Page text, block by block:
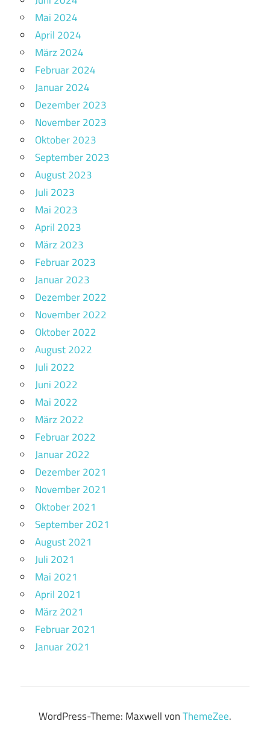
Mai 2024
April 2024
März 2024
Februar 2024
Januar 2024
Dezember 2023
November 2023
Oktober 2023
September 2023
August 2023
Juli 2023
Mai 2023
April 2023
März 2023
Februar 2023
Januar 2023
Dezember 2022
November 2022
Oktober 2022
August 2022
Juli 2022
Juni 2022
Mai 2022
März 2022
Februar 2022
Januar 2022
Dezember 2021
November 2021
Oktober 2021
September 2021
August 2021
Juli 2021
Mai 2021
April 2021
März 2021
Februar 2021
Januar 2021
WordPress-Theme: Maxwell vonThemeZee.